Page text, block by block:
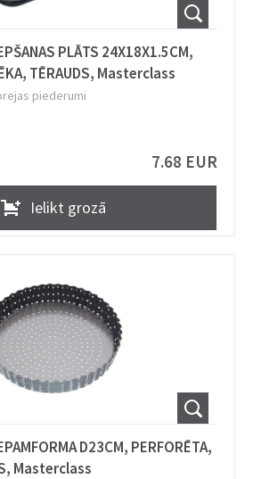
PLĀTS 24X18X1.5CM,
TĒRAUDS, Masterclass
piederumi
7.68 EUR
Ielikt grozā
D23CM, PERFORĒTA,
Masterclass